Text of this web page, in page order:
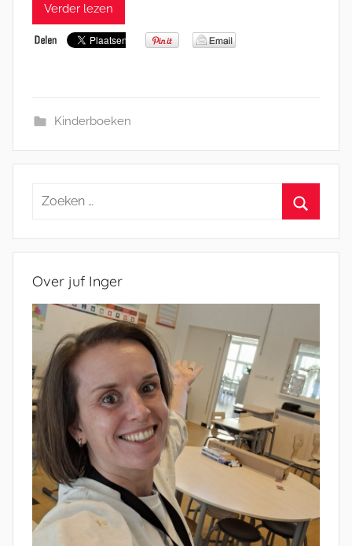
Verder lezen
Kinderboeken
Zoeken
Over juf Inger